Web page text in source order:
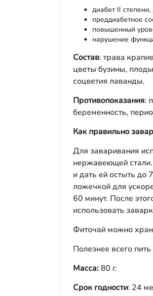
диабет II
преддиабетное
повышенный
нарушение
Состав: трава
цветы бузины,
соцветия лаванды.
Противопоказания:
беременность,
Как правильно
Для заваривания
нержавеющей стали.
и дать ей остыть
ложечкой для
60 минут. После
использовать
Фиточай можно
Полезнее всего
Масса:80 г.
Срок годности: 24